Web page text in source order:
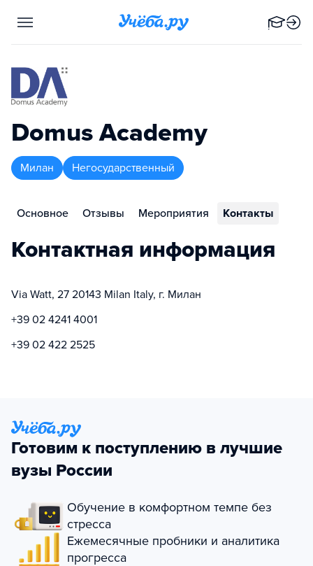
Domus Academy
Милан Негосударственный
Основное Отзывы Мероприятия Контакты
Контактная информация
Via Watt, 27 20143 Milan Italy, г. Милан
+39 02 4241 4001
+39 02 422 2525
Готовим к поступлению в лучшие
вузы России
Обучение в комфортном темпе без
стресса
Ежемесячные пробники и аналитика
прогресса